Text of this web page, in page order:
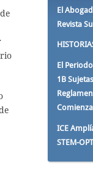
El
Revista
El
1B
ICE
STEM-OPT